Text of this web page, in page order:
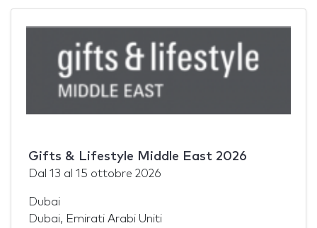
Gifts & Lifestyle Middle East 2026
Dal 13 al 15 ottobre 2026
Dubai
Dubai, Emirati Arabi Uniti